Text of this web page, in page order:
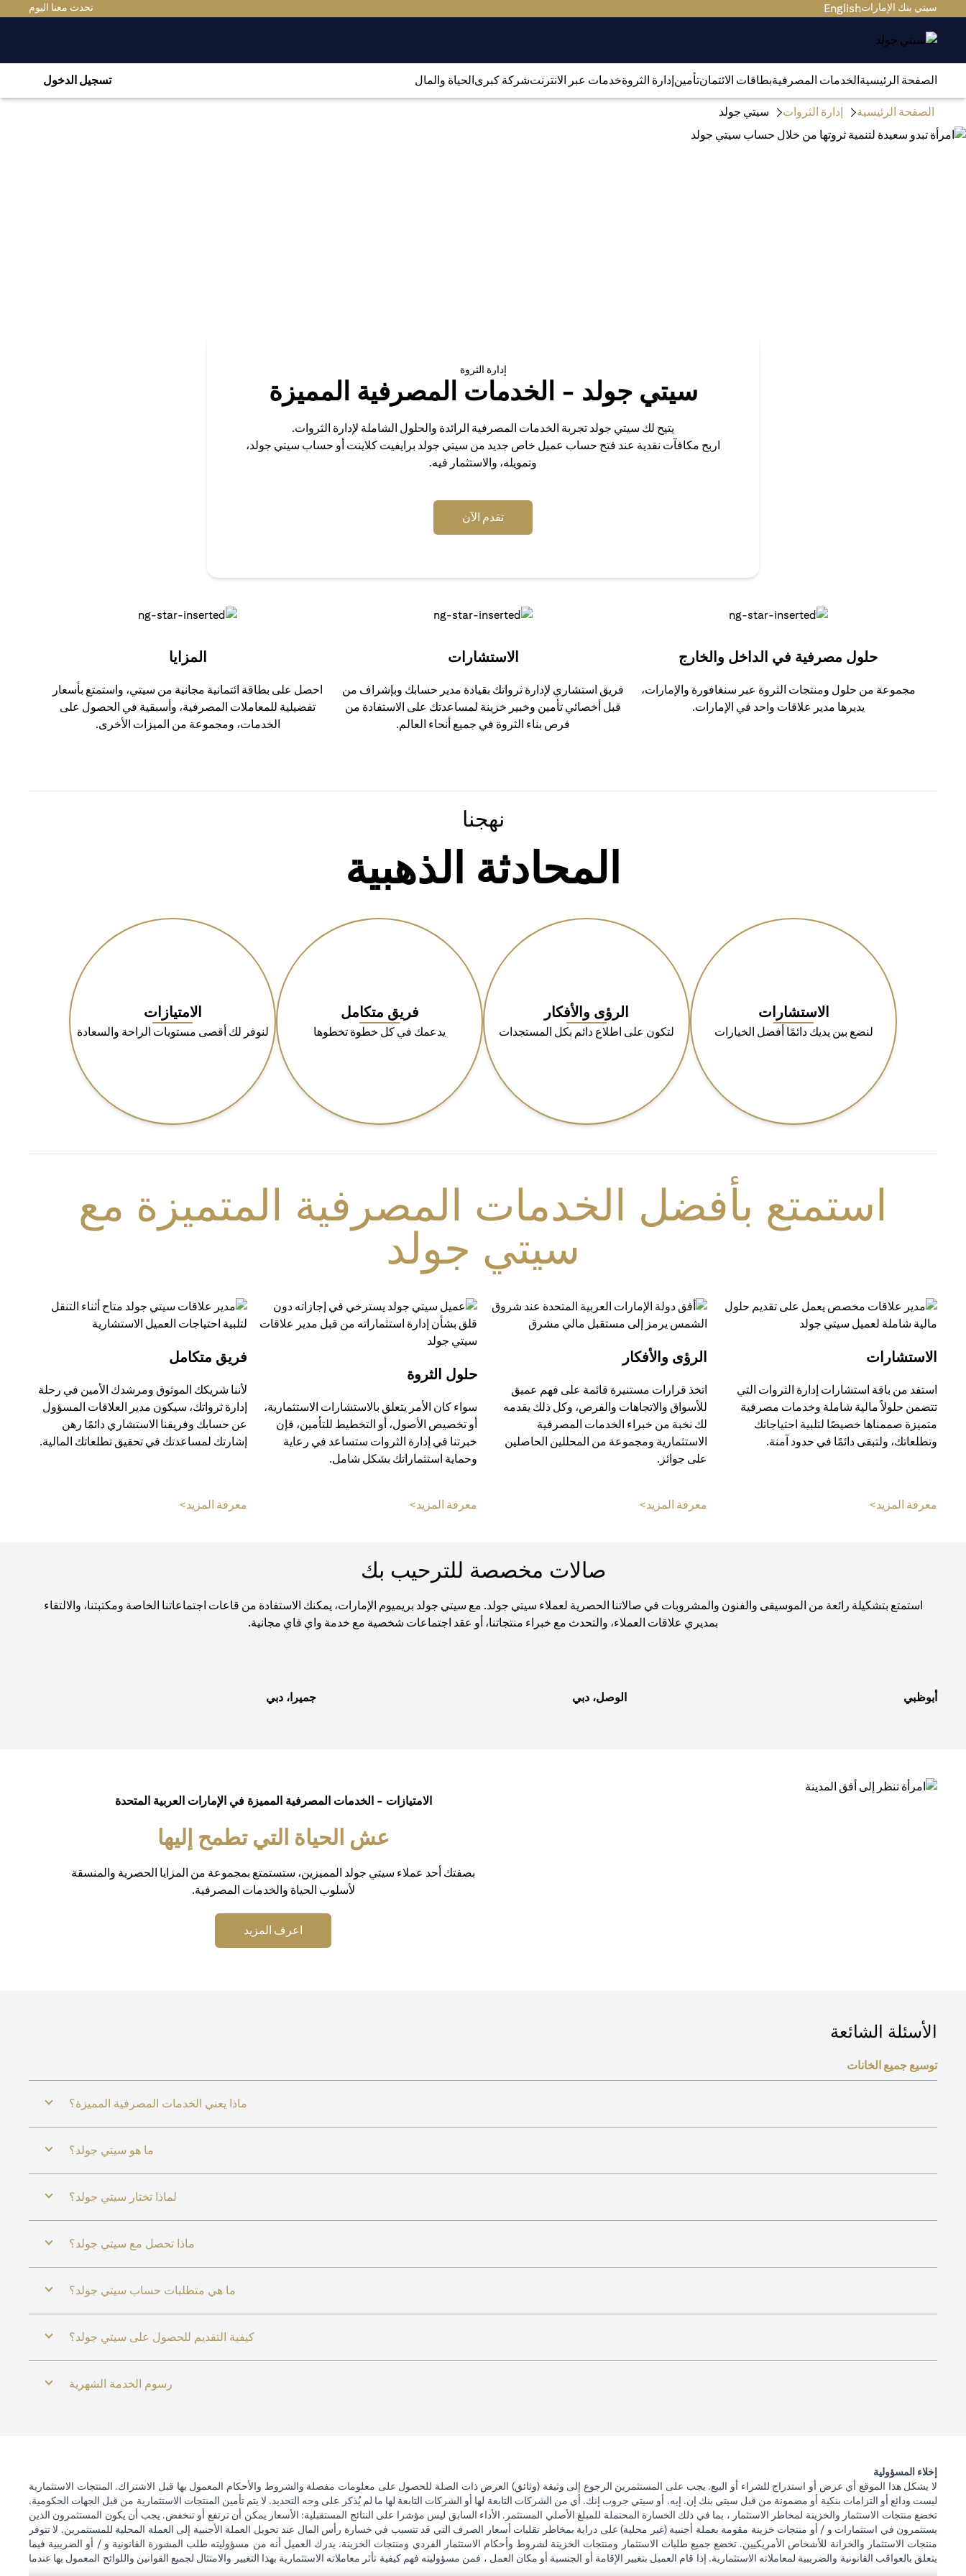
سيتي بنك الإماراتEnglish تحدث معنا اليوم
الصفحة الرئيسيةالخدمات المصرفيةبطاقات الائتمانتأمينإدارة الثروةخدمات عبر الانترنتشركة كبرىالحياة والمال تسجيل الدخول
الصفحة الرئيسية إدارة الثروات سيتي جولد
إدارة الثروة
سيتي جولد - الخدمات المصرفية المميزة
يتيح لك سيتي جولد تجربة الخدمات المصرفية الرائدة والحلول الشاملة لإدارة الثروات.
اربح مكافآت نقدية عند فتح حساب عميل خاص جديد من سيتي جولد برايفيت كلاينت أو حساب سيتي جولد،
وتمويله، والاستثمار فيه.
تقدم الآن
حلول مصرفية في الداخل والخارج
مجموعة من حلول ومنتجات الثروة عبر سنغافورة والإمارات،
يديرها مدير علاقات واحد في الإمارات.
الاستشارات
فريق استشاري لإدارة ثرواتك بقيادة مدير حسابك وبإشراف من
قبل أخصائي تأمين وخبير خزينة لمساعدتك على الاستفادة من
فرص بناء الثروة في جميع أنحاء العالم.
المزايا
احصل على بطاقة ائتمانية مجانية من سيتي، واستمتع بأسعار
تفضيلية للمعاملات المصرفية، وأسبقية في الحصول على
الخدمات، ومجموعة من الميزات الأخرى.
نهجنا
المحادثة الذهبية
الاستشارات
لنضع بين يديك دائمًا أفضل الخيارات
الرؤى والأفكار
لتكون على اطلاع دائم بكل المستجدات
فريق متكامل
يدعمك في كل خطوة تخطوها
الامتيازات
لنوفر لك أقصى مستويات الراحة والسعادة
استمتع بأفضل الخدمات المصرفية المتميزة مع
سيتي جولد
الاستشارات
استفد من باقة استشارات إدارة الثروات التي
تتضمن حلولاً مالية شاملة وخدمات مصرفية
متميزة صممناها خصيصًا لتلبية احتياجاتك
وتطلعاتك، ولتبقى دائمًا في حدود آمنة.
معرفة المزيد>
الرؤى والأفكار
اتخذ قرارات مستنيرة قائمة على فهم عميق
للأسواق والاتجاهات والفرص، وكل ذلك يقدمه
لك نخبة من خبراء الخدمات المصرفية
الاستثمارية ومجموعة من المحللين الحاصلين
على جوائز.
معرفة المزيد>
حلول الثروة
سواء كان الأمر يتعلق بالاستشارات الاستثمارية،
أو تخصيص الأصول، أو التخطيط للتأمين، فإن
خبرتنا في إدارة الثروات ستساعد في رعاية
وحماية استثماراتك بشكل شامل.
معرفة المزيد>
فريق متكامل
لأننا شريكك الموثوق ومرشدك الأمين في رحلة
إدارة ثرواتك، سيكون مدير العلاقات المسؤول
عن حسابك وفريقنا الاستشاري دائمًا رهن
إشارتك لمساعدتك في تحقيق تطلعاتك المالية.
معرفة المزيد>
صالات مخصصة للترحيب بك
استمتع بتشكيلة رائعة من الموسيقى والفنون والمشروبات في صالاتنا الحصرية لعملاء سيتي جولد. مع سيتي جولد بريميوم الإمارات، يمكنك الاستفادة من قاعات اجتماعاتنا الخاصة ومكتبتنا، والالتقاء
بمديري علاقات العملاء، والتحدث مع خبراء منتجاتنا، أو عقد اجتماعات شخصية مع خدمة واي فاي مجانية.
أبوظبي الوصل، دبي جميرا، دبي
الامتيازات - الخدمات المصرفية المميزة في الإمارات العربية المتحدة
عش الحياة التي تطمح إليها
بصفتك أحد عملاء سيتي جولد المميزين، ستستمتع بمجموعة من المزايا الحصرية والمنسقة
لأسلوب الحياة والخدمات المصرفية.
اعرف المزيد
الأسئلة الشائعة
توسيع جميع الخانات
ماذا يعني الخدمات المصرفية المميزة؟
ما هو سيتي جولد؟
لماذا تختار سيتي جولد؟
ماذا تحصل مع سيتي جولد؟
ما هي متطلبات حساب سيتي جولد؟
كيفية التقديم للحصول على سيتي جولد؟
رسوم الخدمة الشهرية
إخلاء المسؤولية
لا يشكل هذا الموقع أي عرض أو استدراج للشراء أو البيع. يجب على المستثمرين الرجوع إلى وثيقة (وثائق) العرض ذات الصلة للحصول على معلومات مفصلة والشروط والأحكام المعمول بها قبل الاشتراك. المنتجات الاستثمارية
ليست ودائع أو التزامات بنكية أو مضمونة من قبل سيتي بنك إن. إيه. أو سيتي جروب إنك. أي من الشركات التابعة لها أو الشركات التابعة لها ما لم يُذكر على وجه التحديد. لا يتم تأمين المنتجات الاستثمارية من قبل الجهات الحكومية.
تخضع منتجات الاستثمار والخزينة لمخاطر الاستثمار ، بما في ذلك الخسارة المحتملة للمبلغ الأصلي المستثمر. الأداء السابق ليس مؤشرا على النتائج المستقبلية: الأسعار يمكن أن ترتفع أو تنخفض. يجب أن يكون المستثمرون الذين
يستثمرون في استثمارات و / أو منتجات خزينة مقومة بعملة أجنبية (غير محلية) على دراية بمخاطر تقلبات أسعار الصرف التي قد تتسبب في خسارة رأس المال عند تحويل العملة الأجنبية إلى العملة المحلية للمستثمرين. لا تتوفر
منتجات الاستثمار والخزانة للأشخاص الأمريكيين. تخضع جميع طلبات الاستثمار ومنتجات الخزينة لشروط وأحكام الاستثمار الفردي ومنتجات الخزينة. يدرك العميل أنه من مسؤوليته طلب المشورة القانونية و / أو الضريبية فيما
يتعلق بالعواقب القانونية والضريبية لمعاملاته الاستثمارية. إذا قام العميل بتغيير الإقامة أو الجنسية أو مكان العمل ، فمن مسؤوليته فهم كيفية تأثر معاملاته الاستثمارية بهذا التغيير والامتثال لجميع القوانين واللوائح المعمول بها عندما